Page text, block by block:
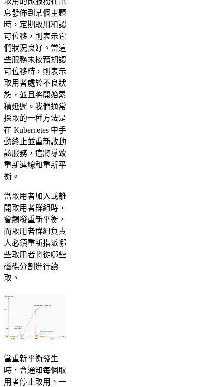
息發佈到某個主題
時，定期取用和認
可位移，則表示它
們狀況良好。當這
些服務未按預期認
可位移時，則表示
取用者處於不良狀
態，並且將開始累
積延遲。我們通常
採取的一種方法是
在 Kubernetes 中手
動終止並重新啟動
該服務，這將導致
重新連線和重新平
衡。
當取用者加入或離
開取用者群組時，
會觸發重新平衡，
而取用者群組負責
人必須重新指派哪
些取用者將從哪些
磁碟分割進行讀
取。
當重新平衡發生
時，會通知每個取
用者停止取用。一